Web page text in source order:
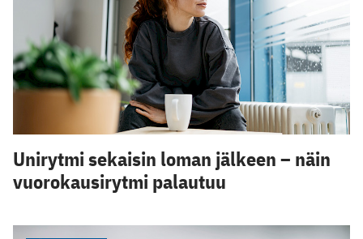
Unirytmi sekaisin loman jälkeen – näin
vuorokausirytmi palautuu